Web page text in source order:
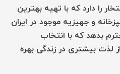
را دارد که با تهیه بهترین
و جهیزیه موجود در ایران
بدهد که با انتخاب
لذت بیشتری در زندگی بهره